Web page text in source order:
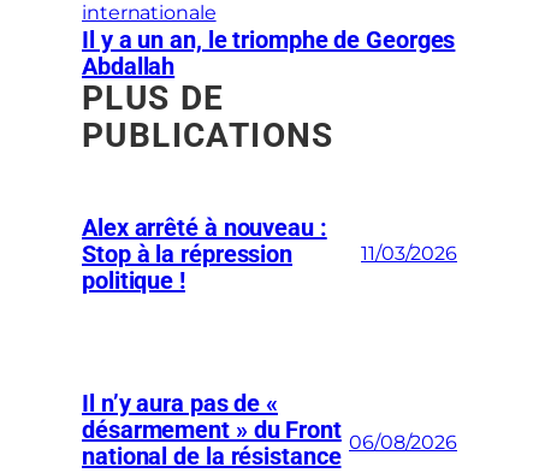
internationale
Il y a un an, le triomphe de Georges
Abdallah
PLUS DE
PUBLICATIONS
Alex arrêté à nouveau :
Stop à la répression
politique !
11/03/2026
Il n’y aura pas de «
désarmement » du Front
national de la résistance 06/08/2026